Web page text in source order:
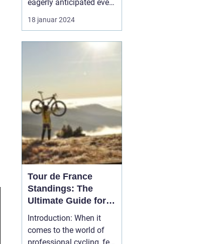
eagerly anticipated event
that captures the hearts
of sports and leisure
cycling race that has ...
18 januar 2024
Tour de France
Standings: The
Ultimate Guide for
Cycling Enthusiasts
Introduction: When it
comes to the world of